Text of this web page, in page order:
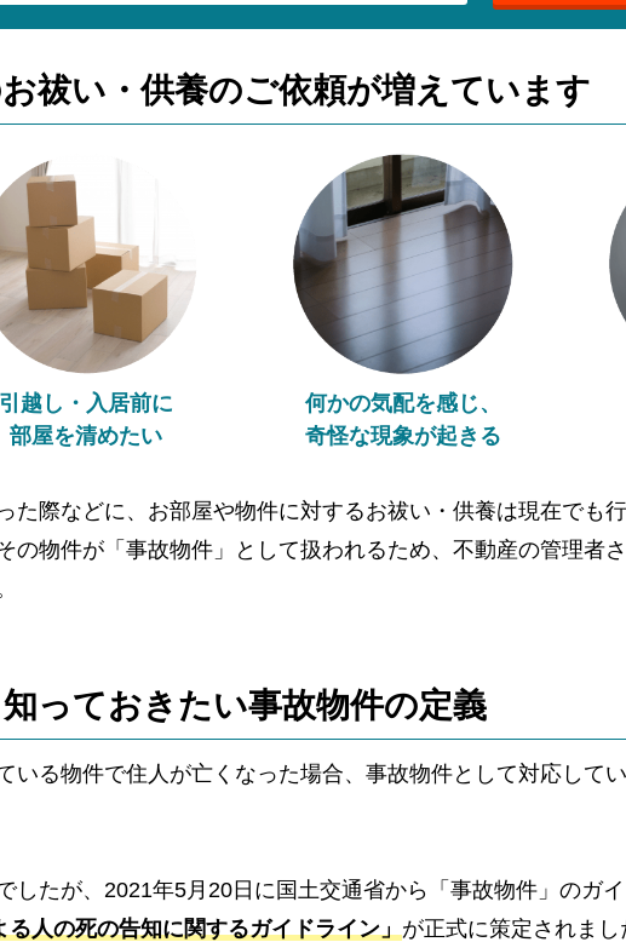
祓い・供養のご依頼が増えています
引越し・入居前に
部屋を清めたい
何かの気配を感じ、
奇怪な現象が起きる
た際などに、お部屋や物件に対するお祓い・供養は現在でも
の物件が「事故物件」として扱われるため、不動産の管理者
知っておきたい事故物件の定義
いる物件で住人が亡くなった場合、事故物件として対応して
したが、2021年5月20日に国土交通省から「事故物件」のガイ
る人の死の告知に関するガイドライン」 が正式に策定されまし